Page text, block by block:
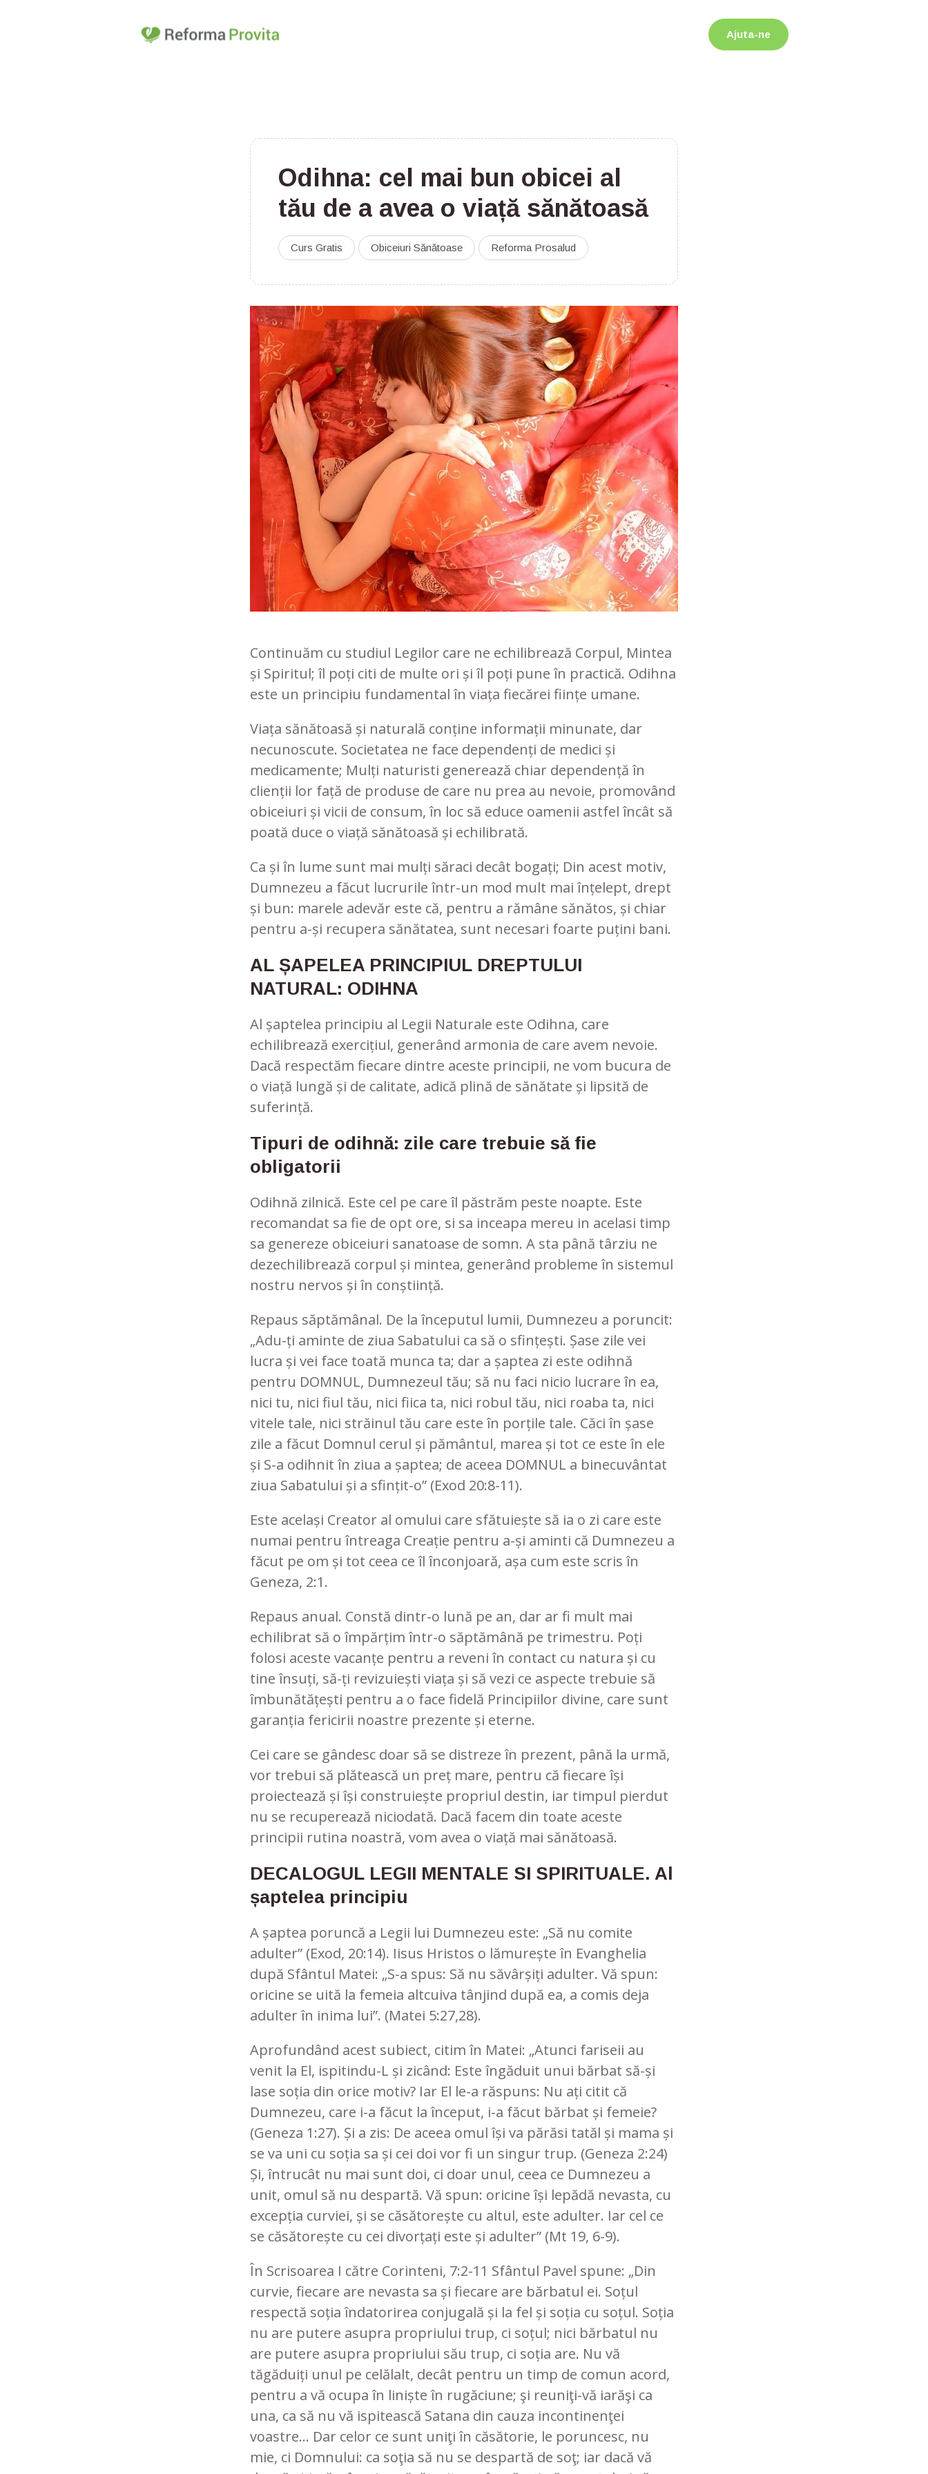
Ajuta-ne
Odihna: cel mai bun obicei al
tău de a avea o viață sănătoasă
Curs Gratis Obiceiuri Sănătoase Reforma Prosalud
Continuăm cu studiul Legilor care ne echilibrează Corpul, Mintea
și Spiritul; îl poți citi de multe ori și îl poți pune în practică. Odihna
este un principiu fundamental în viața fiecărei ființe umane.
Viața sănătoasă și naturală conține informații minunate, dar
necunoscute. Societatea ne face dependenți de medici și
medicamente; Mulți naturisti generează chiar dependență în
clienții lor față de produse de care nu prea au nevoie, promovând
obiceiuri și vicii de consum, în loc să educe oamenii astfel încât să
poată duce o viață sănătoasă și echilibrată.
Ca și în lume sunt mai mulți săraci decât bogați; Din acest motiv,
Dumnezeu a făcut lucrurile într-un mod mult mai înțelept, drept
și bun: marele adevăr este că, pentru a rămâne sănătos, și chiar
pentru a-și recupera sănătatea, sunt necesari foarte puțini bani.
AL ȘAPELEA PRINCIPIUL DREPTULUI
NATURAL: ODIHNA
Al șaptelea principiu al Legii Naturale este Odihna, care
echilibrează exercițiul, generând armonia de care avem nevoie.
Dacă respectăm fiecare dintre aceste principii, ne vom bucura de
o viață lungă și de calitate, adică plină de sănătate și lipsită de
suferință.
Tipuri de odihnă: zile care trebuie să fie
obligatorii
Odihnă zilnică. Este cel pe care îl păstrăm peste noapte. Este
recomandat sa fie de opt ore, si sa inceapa mereu in acelasi timp
sa genereze obiceiuri sanatoase de somn. A sta până târziu ne
dezechilibrează corpul și mintea, generând probleme în sistemul
nostru nervos și în conștiință.
Repaus săptămânal. De la începutul lumii, Dumnezeu a poruncit:
„Adu-ți aminte de ziua Sabatului ca să o sfințești. Șase zile vei
lucra și vei face toată munca ta; dar a șaptea zi este odihnă
pentru DOMNUL, Dumnezeul tău; să nu faci nicio lucrare în ea,
nici tu, nici fiul tău, nici fiica ta, nici robul tău, nici roaba ta, nici
vitele tale, nici străinul tău care este în porțile tale. Căci în șase
zile a făcut Domnul cerul și pământul, marea și tot ce este în ele
și S-a odihnit în ziua a șaptea; de aceea DOMNUL a binecuvântat
ziua Sabatului și a sfințit-o” (Exod 20:8-11).
Este același Creator al omului care sfătuiește să ia o zi care este
numai pentru întreaga Creație pentru a-și aminti că Dumnezeu a
făcut pe om și tot ceea ce îl înconjoară, așa cum este scris în
Geneza, 2:1.
Repaus anual. Constă dintr-o lună pe an, dar ar fi mult mai
echilibrat să o împărțim într-o săptămână pe trimestru. Poți
folosi aceste vacanțe pentru a reveni în contact cu natura și cu
tine însuți, să-ți revizuiești viața și să vezi ce aspecte trebuie să
îmbunătățești pentru a o face fidelă Principiilor divine, care sunt
garanția fericirii noastre prezente și eterne.
Cei care se gândesc doar să se distreze în prezent, până la urmă,
vor trebui să plătească un preț mare, pentru că fiecare își
proiectează și își construiește propriul destin, iar timpul pierdut
nu se recuperează niciodată. Dacă facem din toate aceste
principii rutina noastră, vom avea o viață mai sănătoasă.
DECALOGUL LEGII MENTALE SI SPIRITUALE. Al
șaptelea principiu
A șaptea poruncă a Legii lui Dumnezeu este: „Să nu comite
adulter” (Exod, 20:14). Iisus Hristos o lămurește în Evanghelia
după Sfântul Matei: „S-a spus: Să nu săvârșiți adulter. Vă spun:
oricine se uită la femeia altcuiva tânjind după ea, a comis deja
adulter în inima lui”. (Matei 5:27,28).
Aprofundând acest subiect, citim în Matei: „Atunci fariseii au
venit la El, ispitindu-L și zicând: Este îngăduit unui bărbat să-și
lase soția din orice motiv? Iar El le-a răspuns: Nu ați citit că
Dumnezeu, care i-a făcut la început, i-a făcut bărbat și femeie?
(Geneza 1:27). Și a zis: De aceea omul își va părăsi tatăl și mama și
se va uni cu soția sa și cei doi vor fi un singur trup. (Geneza 2:24)
Și, întrucât nu mai sunt doi, ci doar unul, ceea ce Dumnezeu a
unit, omul să nu despartă. Vă spun: oricine își lepădă nevasta, cu
excepția curviei, și se căsătorește cu altul, este adulter. Iar cel ce
se căsătorește cu cei divorțați este și adulter” (Mt 19, 6-9).
În Scrisoarea I către Corinteni, 7:2-11 Sfântul Pavel spune: „Din
curvie, fiecare are nevasta sa și fiecare are bărbatul ei. Soțul
respectă soția îndatorirea conjugală și la fel și soția cu soțul. Soția
nu are putere asupra propriului trup, ci soțul; nici bărbatul nu
are putere asupra propriului său trup, ci soția are. Nu vă
tăgăduiți unul pe celălalt, decât pentru un timp de comun acord,
pentru a vă ocupa în liniște în rugăciune; şi reuniţi-vă iarăşi ca
una, ca să nu vă ispitească Satana din cauza incontinenţei
voastre… Dar celor ce sunt uniţi în căsătorie, le poruncesc, nu
mie, ci Domnului: ca soţia să nu se despartă de soţ; iar dacă vă